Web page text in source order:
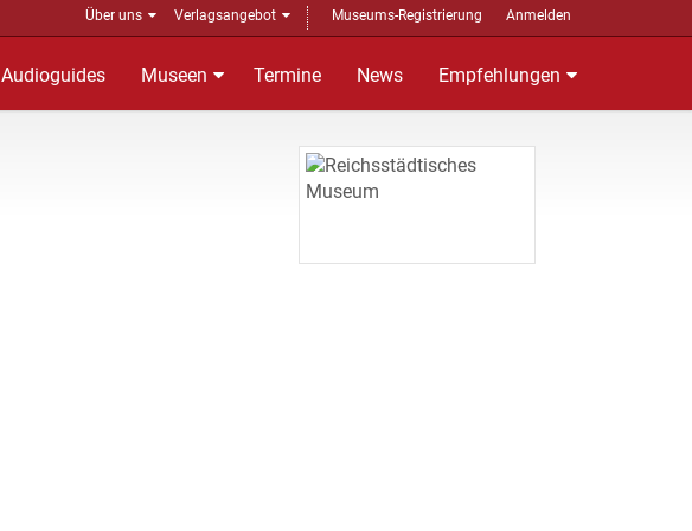
Über uns Verlagsangebot Museums-Registrierung Anmelden
Audioguides Museen Termine News Empfehlungen